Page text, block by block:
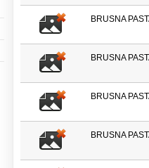
BRUSNA
BRUSNA
BRUSNA
BRUSNA